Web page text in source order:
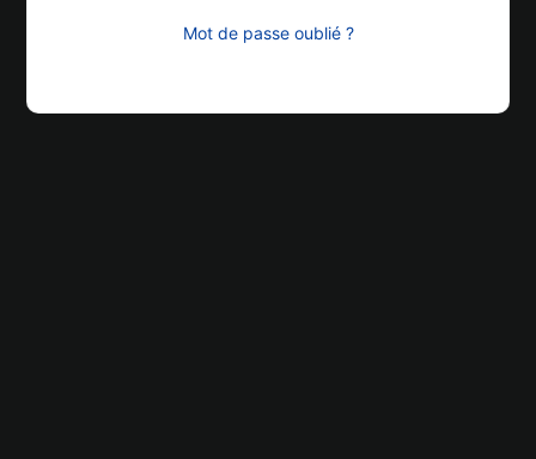
Mot de passe oublié ?